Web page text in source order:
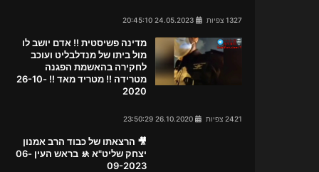
1327 צפיות
מדינה פשיסטית !! אדם יושב לו
מול ביתו של מנדלבליט ועוכב
לחקירה בהאשמת הפגנה
מטרידה !! מטריד מאד !! 26-10-
2020
2421 צפיות
🎥 הרצאתו של כבוד הרב אמנון
יצחק שליט"א 🚸 בראש העין 06-
09-2023